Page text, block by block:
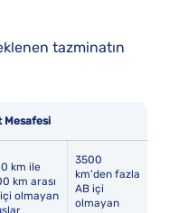
tazminatın
Mesafesi
km ile
km arası
olmayan
3500
km'den fazla
AB içi
olmayan